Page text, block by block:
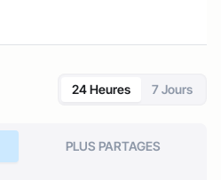
24 Heures 7 Jours
PLUS PARTAGES